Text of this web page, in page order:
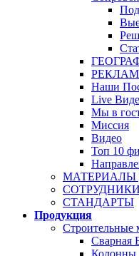
Наши
Live
Мы в
Миссия
Видео
Топ 10
МАТЕРИАЛЫ
СОТРУДНИКИ
СТАНДАРТЫ
Продукция
Строительные
Сварная